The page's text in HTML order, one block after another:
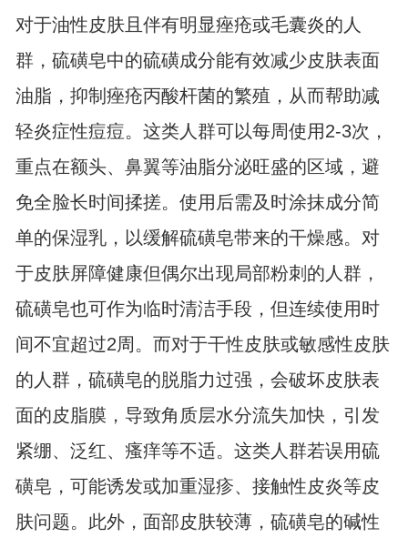
对于油性皮肤且伴有明显痤疮或毛囊炎的人
群，硫磺皂中的硫磺成分能有效减少皮肤表面
油脂，抑制痤疮丙酸杆菌的繁殖，从而帮助减
轻炎症性痘痘。这类人群可以每周使用2-3次，
重点在额头、鼻翼等油脂分泌旺盛的区域，避
免全脸长时间揉搓。使用后需及时涂抹成分简
单的保湿乳，以缓解硫磺皂带来的干燥感。对
于皮肤屏障健康但偶尔出现局部粉刺的人群，
硫磺皂也可作为临时清洁手段，但连续使用时
间不宜超过2周。而对于干性皮肤或敏感性皮肤
的人群，硫磺皂的脱脂力过强，会破坏皮肤表
面的皮脂膜，导致角质层水分流失加快，引发
紧绷、泛红、瘙痒等不适。这类人群若误用硫
磺皂，可能诱发或加重湿疹、接触性皮炎等皮
肤问题。此外，面部皮肤较薄，硫磺皂的碱性